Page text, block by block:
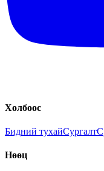
Холбоос
Бидний тухайСургалт
Нөөц